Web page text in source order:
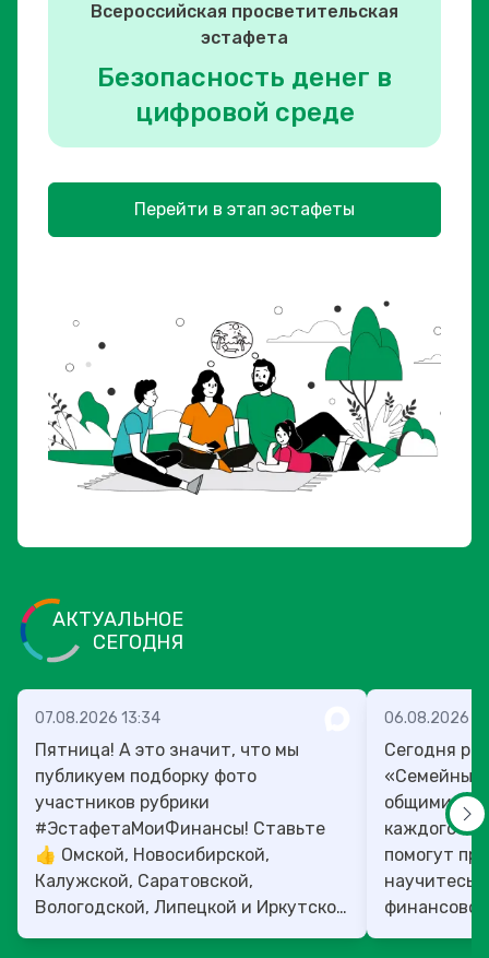
Всероссийская просветительская
эстафета
Безопасность денег в
цифровой среде
Перейти в этап эстафеты
АКТУАЛЬНОЕ
СЕГОДНЯ
07.08.2026 13:34
Пятница! А это значит, что мы
публикуем подборку фото
участников рубрики
#ЭстафетаМоиФинансы! Ставьте
👍 Омской, Новосибирской,
Калужской, Саратовской,
Вологодской, Липецкой и Иркутской
областям!
06.08.2026
Сегодня
«Семейный
общими
каждого»!
помогут
научитесь: